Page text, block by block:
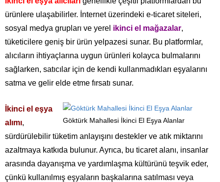
ürünlere ulaşabilirler. İnternet üzerindeki e-ticaret siteleri,
sosyal medya grupları ve yerel ikinci el mağazalar,
tüketicilere geniş bir ürün yelpazesi sunar. Bu platformlar,
alıcıların ihtiyaçlarına uygun ürünleri kolayca bulmalarını
sağlarken, satıcılar için de kendi kullanmadıkları eşyalarını
satma ve gelir elde etme fırsatı sunar.
Göktürk Mahallesi İkinci El Eşya Alanlar
İkinci el eşya
alımı,
sürdürülebilir tüketim anlayışını destekler ve atık miktarını
azaltmaya katkıda bulunur. Ayrıca, bu ticaret alanı, insanlar
arasında dayanışma ve yardımlaşma kültürünü teşvik eder,
çünkü kullanılmış eşyaların başkalarına satılması veya